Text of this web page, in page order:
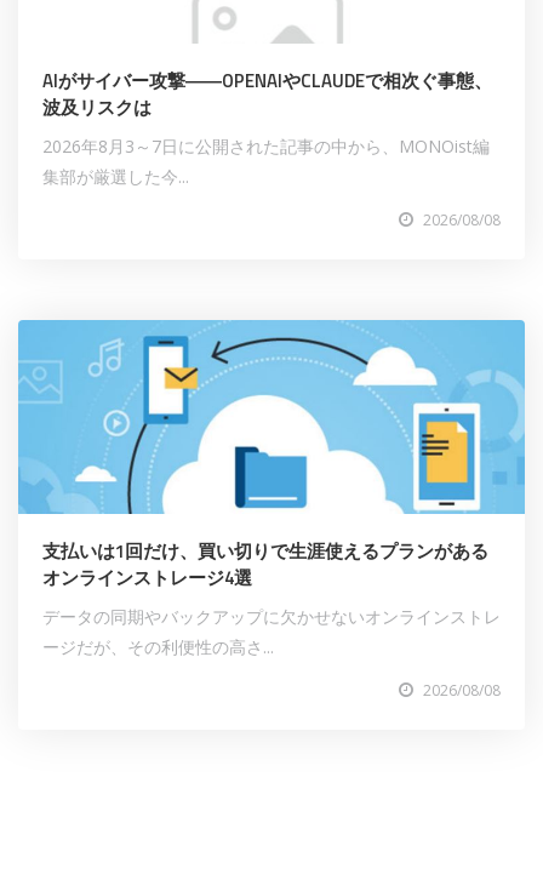
AIがサイバー攻撃――OPENAIやCLAUDEで相次ぐ事態、
波及リスクは
2026年8月3～7日に公開された記事の中から、MONOist編
集部が厳選した今...
2026/08/08
支払いは1回だけ、買い切りで生涯使えるプランがある
オンラインストレージ4選
データの同期やバックアップに欠かせないオンラインストレ
ージだが、その利便性の高さ...
2026/08/08